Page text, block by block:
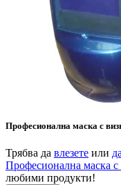
Професионална маска с
Трябва да влезете или
Професионална маска
любими продукти!